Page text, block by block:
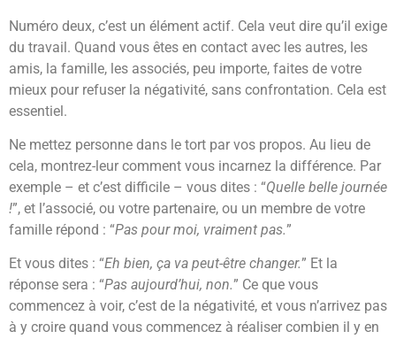
Numéro deux, c’est un élément actif. Cela veut dire qu’il exige
du travail. Quand vous êtes en contact avec les autres, les
amis, la famille, les associés, peu importe, faites de votre
mieux pour refuser la négativité, sans confrontation. Cela est
essentiel.
Ne mettez personne dans le tort par vos propos. Au lieu de
cela, montrez-leur comment vous incarnez la différence. Par
exemple – et c’est difficile – vous dites : “Quelle belle journée
!”, et l’associé, ou votre partenaire, ou un membre de votre
famille répond : “Pas pour moi, vraiment pas.”
Et vous dites : “Eh bien, ça va peut-être changer.” Et la
réponse sera : “Pas aujourd’hui, non.” Ce que vous
commencez à voir, c’est de la négativité, et vous n’arrivez pas
à y croire quand vous commencez à réaliser combien il y en